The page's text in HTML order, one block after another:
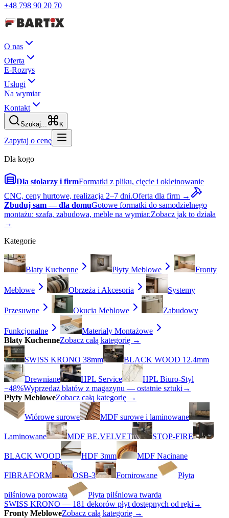
+48 798 90 20 70
O nas
Oferta
E-Rozrys
Usługi
Na wymiar
Kontakt
Szukaj... K
Zapytaj o cenę
Dla kogo
Dla stolarzy i firmFormatki z pliku, cięcie i okleinowanie
CNC, ceny hurtowe, realizacja 2–7 dni.Oferta dla firm →
Zbuduj sam — dla domuGotowe formatki do samodzielnego
montażu: szafa, zabudowa, meble na wymiar.Zobacz jak to działa
→
Kategorie
Blaty Kuchenne Płyty Meblowe Fronty
Meblowe Obrzeża i Akcesoria Systemy
Przesuwne Okucia Meblowe Zabudowy
Funkcjonalne
Materiały Montażowe
Blaty KuchenneZobacz całą kategorię →
SWISS KRONO 38mm BLACK WOOD 12.4mm
Drewniane HPL Service
HPL Biuro-Styl
−48%Wyprzedaż blatów z magazynu — ostatnie sztuki →
Płyty MebloweZobacz całą kategorię →
Wiórowe surowe MDF surowe i laminowane
Laminowane MDF BE.VELVET STOP-FIRE
BLACK WOOD HDF 3mm MDF Nacinane
FIBRAFORM OSB-3 Fornirowane Płyta
pilśniowa porowata
Płyta pilśniowa twarda
SWISS KRONO — 181 dekorów płyt dostępnych od ręki →
Fronty MebloweZobacz całą kategorię →